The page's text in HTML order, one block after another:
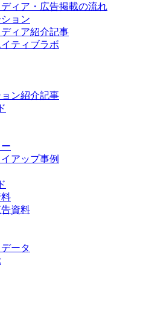
ィア・広告掲載の流れ
ョン
ィア紹介記事
ティブラボ
ン紹介記事
アップ事例
資料
ータ